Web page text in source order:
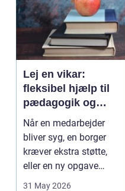
Lej en vikar:
fleksibel hjælp til
pædagogik og
sundhed
Når en medarbejder
bliver syg, en borger
kræver ekstra støtte,
eller en ny opgave
opstår fra dag til...
31 May 2026